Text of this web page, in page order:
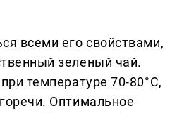
всеми его свойствами,
зеленый чай.
температуре 70-80°C,
Оптимальное